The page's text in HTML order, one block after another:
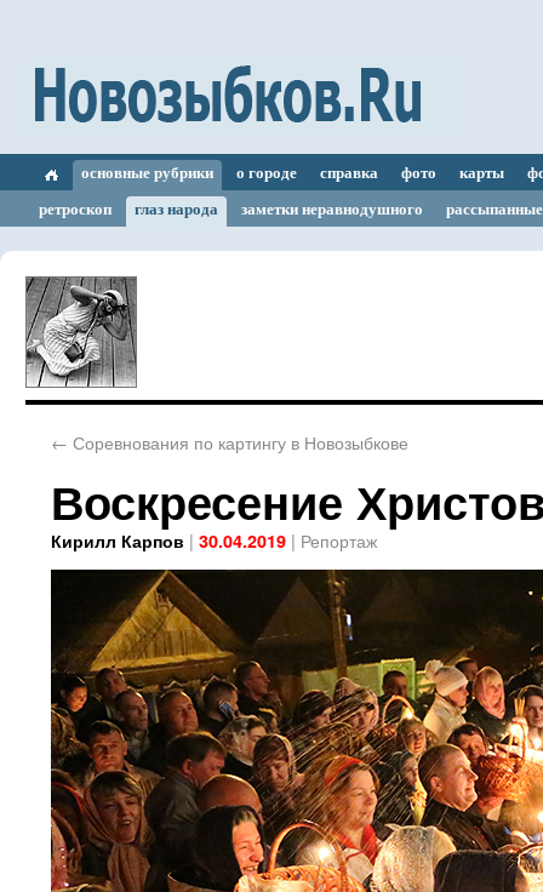
основные рубрики о городе справка фото карты
ретроскоп
глаз народа заметки неравнодушного
← Соревнования по картингу в Новозыбкове
Воскресение
Кирилл Карпов | 30.04.2019 | Репортаж